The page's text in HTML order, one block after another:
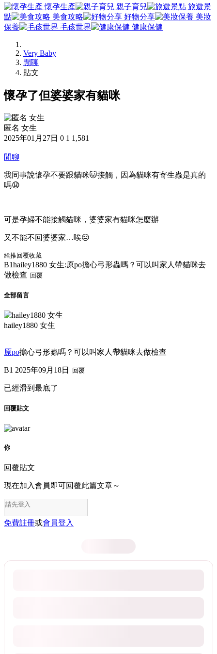
懷孕生產 親子育兒
旅遊景
點
美食攻略 好物分享
美妝
保養
毛孩世界 健康保健
Very Baby
閒聊
貼文
懷孕了但婆婆家有貓咪
匿名 女生
2025年01月27日 0 1 1,581
閒聊
我同事說懷孕不要跟貓咪🐱接觸，因為貓咪有寄生蟲是真的
嗎😧
可是孕婦不能接觸貓咪，婆婆家有貓咪怎麼辦
又不能不回婆婆家…唉😔
給推回覆收藏
B1hailey1880 女生:原po擔心弓形蟲嗎？可以叫家人帶貓咪去
做檢查 回覆
全部留言
hailey1880 女生
原po擔心弓形蟲嗎？可以叫家人帶貓咪去做檢查
B1 2025年09月18日 回覆
已經滑到最底了
回覆貼文
你
回覆貼文
現在加入會員即可回覆此篇文章～
免費註冊或會員登入